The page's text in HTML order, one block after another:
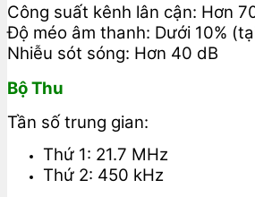
Công suất kênh lân cận: Hơn
Độ méo âm thanh: Dưới 10%
Nhiễu sót sóng: Hơn 40 dB
Bộ Thu
Tần số trung gian:
Thứ 1: 21.7 MHz
Thứ 2: 450 kHz